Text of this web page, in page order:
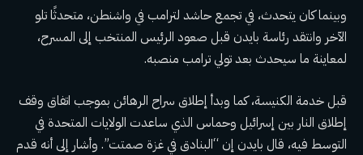
وبينما كان يتحدث، في تجمع حاشد لترامب في واشنطن، متحدثًا تلو
الآخر وانتقد رئاسة بايدن قبل صعود الرئيس المنتخب إلى المسرح،
لمعاينة ما سيحدث بعد تولي ترامب منصبه.
قبل خدمة الكنيسة، كما وبدأ إطلاق سراح الرهائن بموجب اتفاق وقف
إطلاق النار بين إسرائيل وحماس الذي ساعدت الولايات المتحدة في
التوسط فيه، قال بايدن إن “البنادق في غزة صمتت”. وأشار إلى أنه قدم